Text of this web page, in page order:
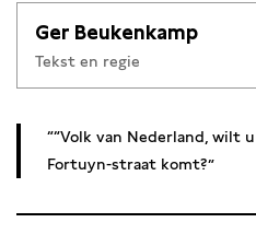
Ger Beukenkamp
Tekst en regie
“Volk van Nederland, wilt
Fortuyn-straat komt?